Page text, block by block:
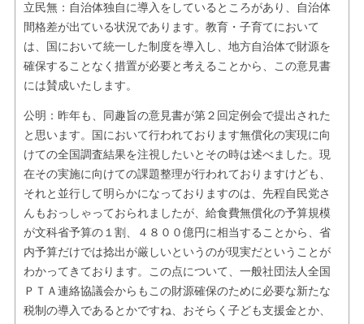
立民無：自治体独自に導入をしているところがあり、自治体
間格差が出ている状況であります。教育・子育てにおいて
は、国において統一した制度を導入し、地方自治体で財源を
確保することなく措置が必要と考えることから、この意見書
には賛成いたします。
公明：昨年も、同趣旨の意見書が第２回定例会で提出された
と思います。国において行われております無償化の実現に向
けての全国調査結果を注視したいとその時は述べました。現
在その実施に向けての課題整理が行われておりますけども、
それと並行して明らかになっておりますのは、先程自民党さ
んもおっしゃっておられましたが、給食費無償化の予算規模
が文科省予算の１割、４８００億円に相当することから、省
内予算だけでは捻出が厳しいというのが現実だということが
わかってきております。この点について、一般社団法人全国
ＰＴＡ連絡協議会からもこの財源確保のために必要な新たな
税制の導入であるとかですね、おそらく子ども支援金とか、